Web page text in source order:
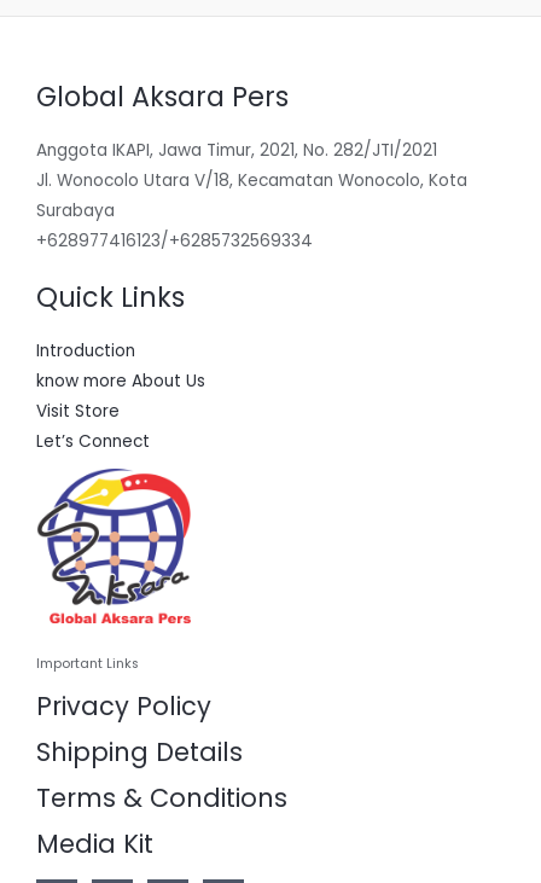
Global Aksara Pers
Anggota IKAPI, Jawa Timur, 2021, No. 282/JTI/2021
Jl. Wonocolo Utara V/18, Kecamatan Wonocolo, Kota
Surabaya
+628977416123/+6285732569334
Quick Links
Introduction
know more About Us
Visit Store
Let’s Connect
Important Links
Privacy Policy
Shipping Details
Terms & Conditions
Media Kit